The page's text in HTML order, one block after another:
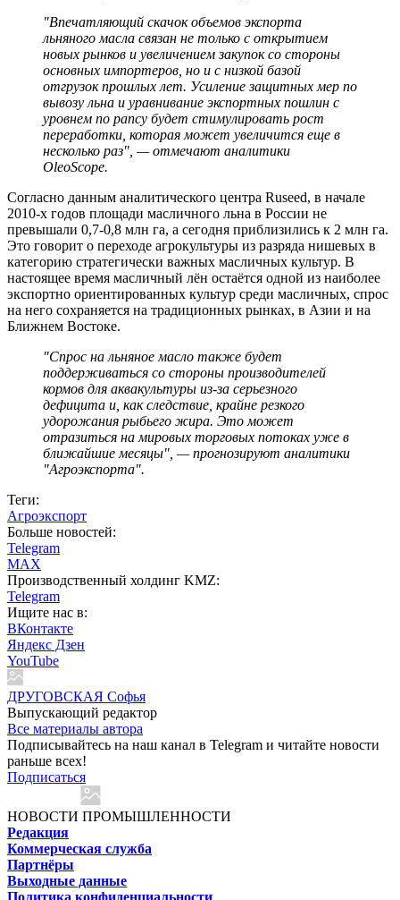
"Впечатляющий скачок объемов экспорта
льняного масла связан не только с открытием
новых рынков и увеличением закупок со стороны
основных импортеров, но и с низкой базой
отгрузок прошлых лет. Усиление защитных мер по
вывозу льна и уравнивание экспортных пошлин с
уровнем по рапсу будет стимулировать рост
переработки, которая может увеличится еще в
несколько раз", — отмечают аналитики
OleoScope.
Согласно данным аналитического центра Ruseed, в начале
2010-х годов площади масличного льна в России не
превышали 0,7-0,8 млн га, а сегодня приблизились к 2 млн га.
Это говорит о переходе агрокультуры из разряда нишевых в
категорию стратегически важных масличных культур. В
настоящее время масличный лён остаётся одной из наиболее
экспортно ориентированных культур среди масличных, спрос
на него сохраняется на традиционных рынках, в Азии и на
Ближнем Востоке.
"Спрос на льняное масло также будет
поддерживаться со стороны производителей
кормов для аквакультуры из-за серьезного
дефицита и, как следствие, крайне резкого
удорожания рыбьего жира. Это может
отразиться на мировых торговых потоках уже в
ближайшие месяцы", — прогнозируют аналитики
"Агроэкспорта".
Теги:
Агроэкспорт
Больше новостей:
Telegram
MAX
Производственный холдинг KMZ:
Telegram
Ищите нас в:
ВКонтакте
Яндекс Дзен
YouTube
ДРУГОВСКАЯ Софья
Выпускающий редактор
Все материалы автора
Подписывайтесь на наш канал в Telegram и читайте новости
раньше всех!
Подписаться
НОВОСТИ ПРОМЫШЛЕННОСТИ
Редакция
Коммерческая служба
Партнёры
Выходные данные
Политика конфиденциальности